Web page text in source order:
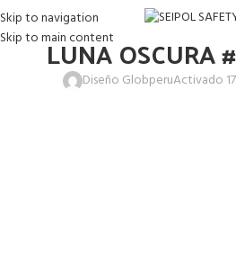
Skip to navigation
Skip to main content
LUNA OSCURA
Diseño GlobperuActivado